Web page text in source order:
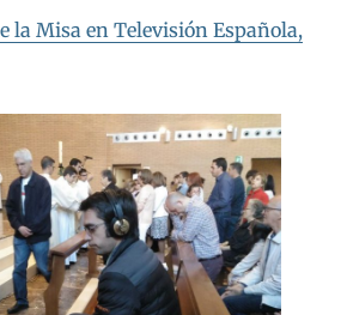
la Misa en Televisión Española,